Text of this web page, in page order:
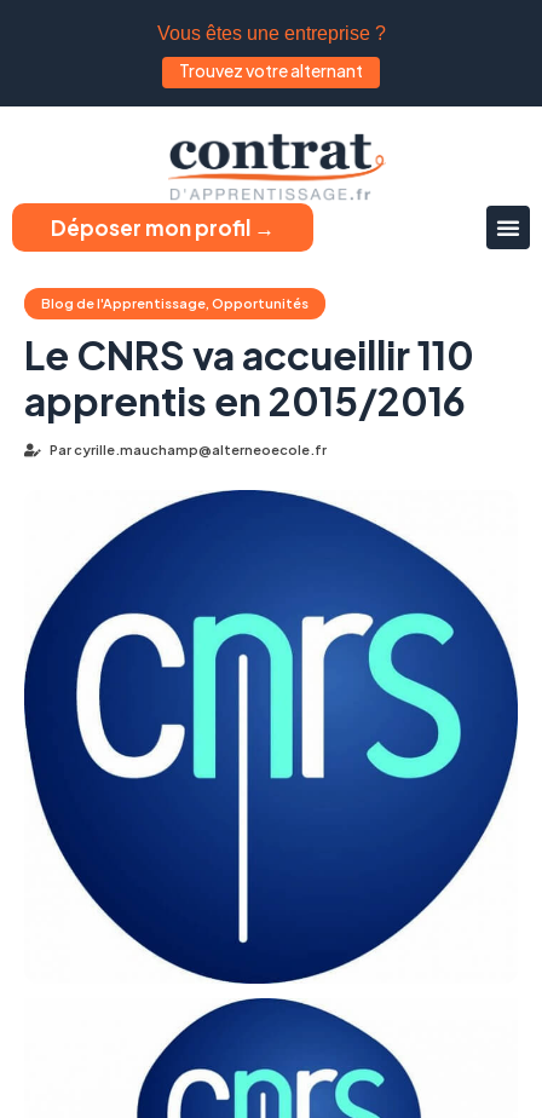
Vous êtes une entreprise ?
Trouvez votre alternant
Déposer mon profil →
Blog de l'Apprentissage, Opportunités
Le CNRS va accueillir 110
apprentis en 2015/2016
Parcyrille.mauchamp@alterneoecole.fr